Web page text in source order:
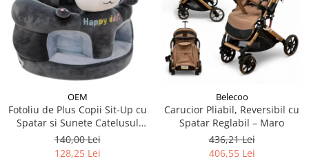
OEM
Fotoliu de Plus Copii Sit-Up cu
Spatar si Sunete Catelusul
Woofy
140,00 Lei
128,25 Lei
Belecoo
Carucior Pliabil, Reversibil cu
Spatar Reglabil – Maro
436,21 Lei
406,55 Lei